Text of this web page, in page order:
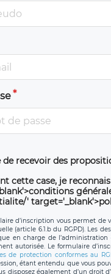
de recevoir des
cette case, je
'
d’inscription vous permet de
(article 6.1.b du RGPD). Les
en charge de
autorisée. Le formulaire
de protection conformes au
étant entendu que vous
disposez également d’un droit